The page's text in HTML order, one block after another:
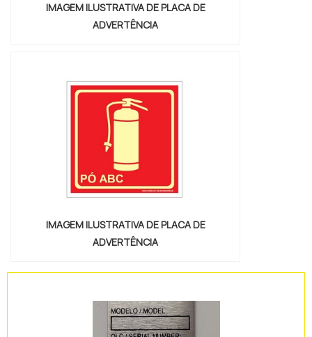
IMAGEM ILUSTRATIVA DE PLACA DE
ADVERTÊNCIA
IMAGEM ILUSTRATIVA DE PLACA DE
ADVERTÊNCIA